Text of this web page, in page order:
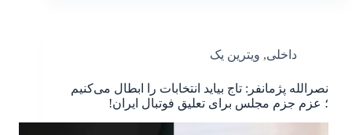
داخلی, ویترین یک
نصرالله پژمانفر: تاج بیاید انتخابات را ابطال می‌کنیم
؛ عزم جزم مجلس برای تعلیق فوتبال ایران!